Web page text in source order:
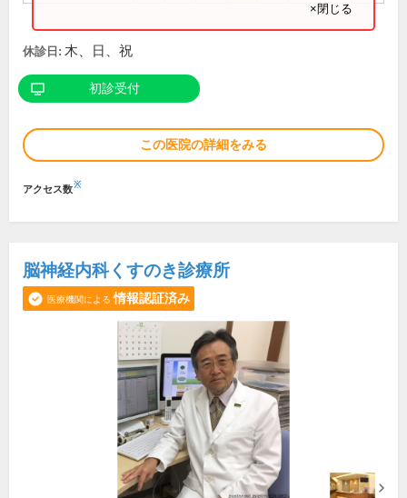
×閉じる
休診日: 木、日、祝
初診受付
この医院の詳細をみる
アクセス数※
脳神経内科くすのき診療所
医療機関による 情報認証済み